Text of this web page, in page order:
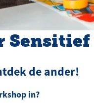
Sensitief
de ander!
in?